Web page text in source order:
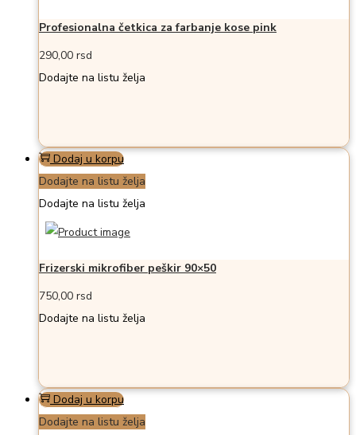
Profesionalna četkica za farbanje kose pink
290,00 rsd
Dodajte na listu želja
Dodaj u korpu
Dodajte na listu želja
Dodajte na listu želja
Frizerski mikrofiber peškir 90×50
750,00 rsd
Dodajte na listu želja
Dodaj u korpu
Dodajte na listu želja